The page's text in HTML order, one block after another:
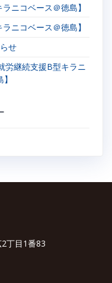
ニコベース＠徳島】
ニコベース＠徳島】
せ
労継続支援B型キラニ
丁目1番83